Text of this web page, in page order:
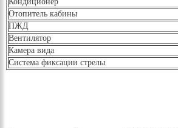
Отопитель кабины
ПЖД
Вентилятор
Камера вида
Система фиксации стрелы